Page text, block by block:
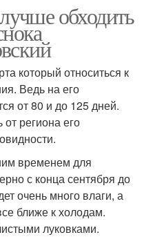
обходить
который относиться к
Ведь на его
от 80 и до 125 дней.
региона его
временем для
с конца сентября до
очень много влаги, а
ближе к холодам.
луковками.